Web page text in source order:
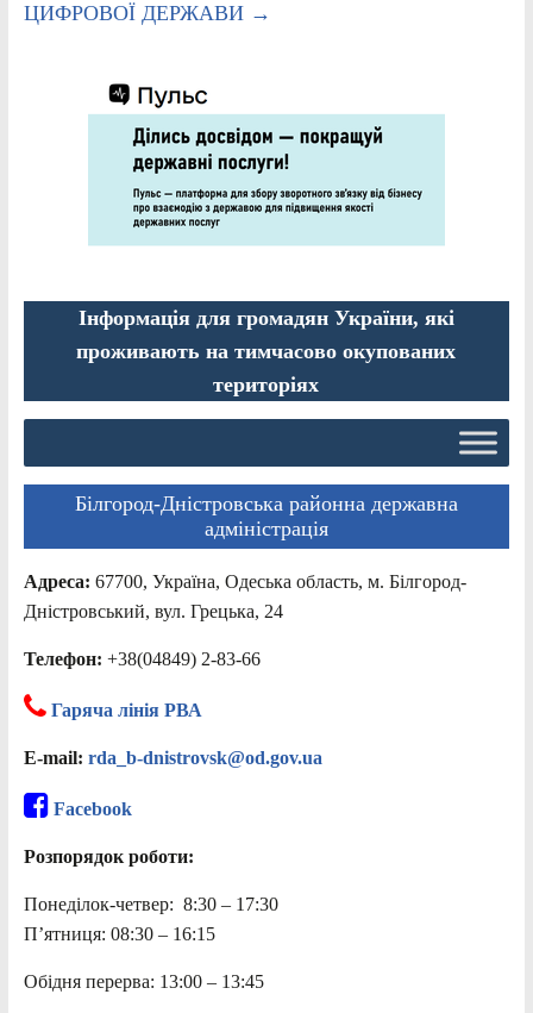
ЦИФРОВОЇ ДЕРЖАВИ →
Інформація для громадян України, які
проживають на тимчасово окупованих
територіях
Білгород-Дністровська районна державна
адміністрація
Адреса: 67700, Україна, Одеська область, м. Білгород-
Дністровський, вул. Грецька, 24
Телефон: +38(04849) 2-83-66
Гаряча лінія РВА
E-mail: rda_b-dnistrovsk@od.gov.ua
Facebook
Розпорядок роботи:
Понеділок-четвер: 8:30 – 17:30
П’ятниця: 08:30 – 16:15
Обідня перерва: 13:00 – 13:45